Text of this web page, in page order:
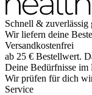
Schnell & zuverlässig
Wir liefern deine
Versandkostenfrei
ab 25 € Bestellwert.
Deine Bedürfnisse im
Wir prüfen für dich
Service